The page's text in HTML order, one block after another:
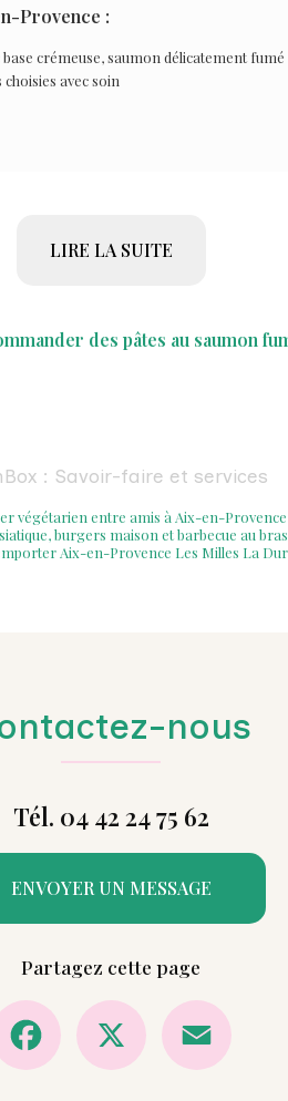
Provence :
crémeuse, saumon délicatement fumé
avec soin
LIRE LA SUITE
des pâtes au saumon
: Savoir-faire et services
végétarien entre amis à Aix-en-Provence
burgers maison et barbecue au
Aix-en-Provence Les Milles La
nous
Tél. 04 42 24 75 62
ENVOYER UN MESSAGE
Partagez cette page
Facebook